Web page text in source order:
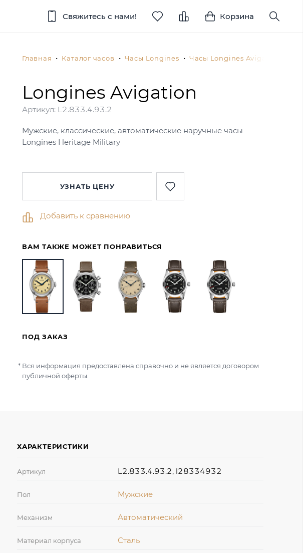
Свяжитесь с нами! Корзина
Главная Каталог часов Часы Longines Часы Longines Avigation
Longines Avigation
Артикул: L2.833.4.93.2
Мужские, классические, автоматические наручные часы
Longines Heritage Military
УЗНАТЬ ЦЕНУ
Добавить к сравнению
ВАМ ТАКЖЕ МОЖЕТ ПОНРАВИТЬСЯ
ПОД ЗАКАЗ
Вся информация предоставлена справочно и не является договором
публичной оферты.
ХАРАКТЕРИСТИКИ
Артикул L2.833.4.93.2, l28334932
Пол Мужские
Механизм Автоматический
Материал корпуса Сталь